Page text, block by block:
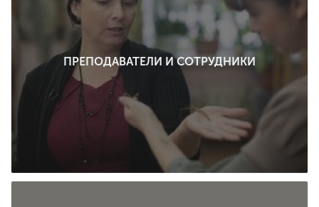
ПРЕПОДАВАТЕЛИ И СОТРУДНИКИ